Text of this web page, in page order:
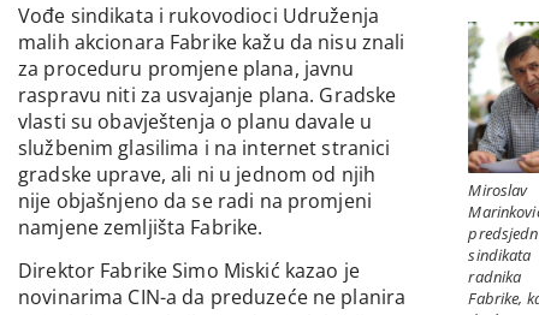
Miroslav
sindikata
radnika
Fabrike,
Vođe sindikata i rukovodioci Udruženja
malih akcionara Fabrike kažu da nisu znali
za proceduru promjene plana, javnu
raspravu niti za usvajanje plana. Gradske
vlasti su obavještenja o planu davale u
službenim glasilima i na internet stranici
gradske uprave, ali ni u jednom od njih
nije objašnjeno da se radi na promjeni
namjene zemljišta Fabrike.
Direktor Fabrike Simo Miskić kazao je
novinarima CIN-a da preduzeće ne planira